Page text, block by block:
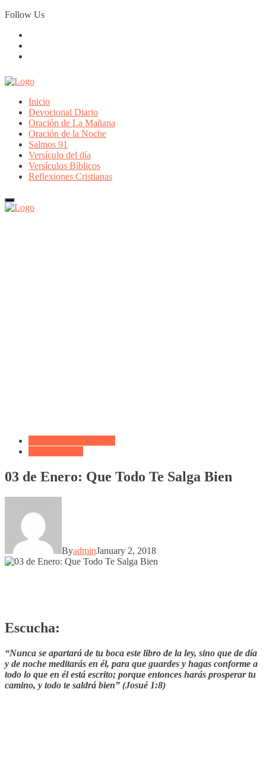
Skip
to
Follow Us
Inicio
Devocional Diario
Oración de La Mañana
Oración de la Noche
Salmos 91
Versículo del día
Versículos Bíblicos
Reflexiones Cristianas
03 de Enero: Que Todo Te Salga Bien
ByadminJanuary 2, 2018
Escucha:
“Nunca se apartará de tu boca este libro de la ley, sino que de día
y de noche meditarás en él, para que guardes y hagas conforme a
todo lo que en él está escrito; porque entonces harás prosperar tu
camino, y todo te saldrá bien” (Josué 1:8)